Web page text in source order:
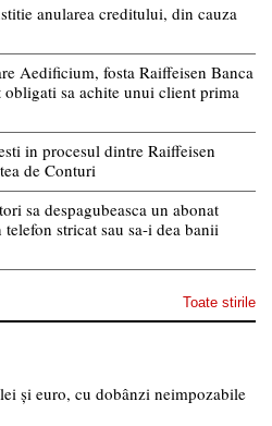
anularea creditului, din cauza
Aedificium, fosta Raiffeisen Banca
sa achite unui client prima
in procesul dintre Raiffeisen
de Conturi
sa despagubeasca un abonat
stricat sau sa-i dea banii
Toate stirile
și euro, cu dobânzi neimpozabile